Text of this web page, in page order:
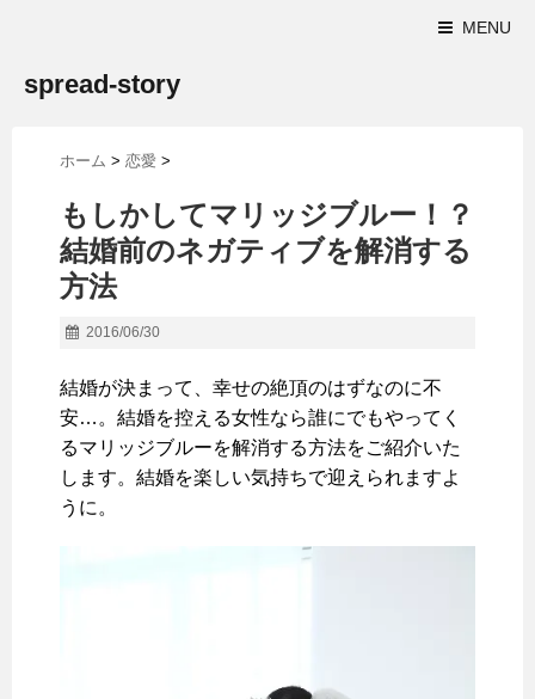
MENU
spread-story
ホーム > 恋愛 >
もしかしてマリッジブルー！？
結婚前のネガティブを解消する
方法
2016/06/30
結婚が決まって、幸せの絶頂のはずなのに不
安…。結婚を控える女性なら誰にでもやってく
るマリッジブルーを解消する方法をご紹介いた
します。結婚を楽しい気持ちで迎えられますよ
うに。